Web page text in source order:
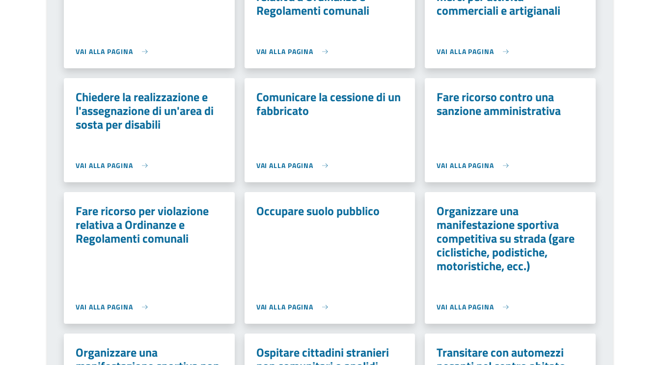
VAI ALLA PAGINA
Regolamenti comunali
VAI ALLA PAGINA
commerciali e artigianali
VAI ALLA PAGINA
Chiedere la realizzazione e
l'assegnazione di un'area di
sosta per disabili
VAI ALLA PAGINA
Comunicare la cessione di un
fabbricato
VAI ALLA PAGINA
Fare ricorso contro una
sanzione amministrativa
VAI ALLA PAGINA
Fare ricorso per violazione
relativa a Ordinanze e
Regolamenti comunali
VAI ALLA PAGINA
Occupare suolo pubblico
VAI ALLA PAGINA
Organizzare una
manifestazione sportiva
competitiva su strada (gare
ciclistiche, podistiche,
motoristiche, ecc.)
VAI ALLA PAGINA
Organizzare una Ospitare cittadini stranieri Transitare con automezzi